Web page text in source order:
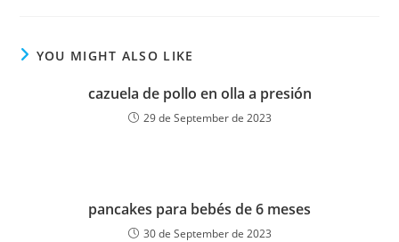
YOU MIGHT ALSO LIKE
cazuela de pollo en olla a presión
29 de September de 2023
pancakes para bebés de 6 meses
30 de September de 2023